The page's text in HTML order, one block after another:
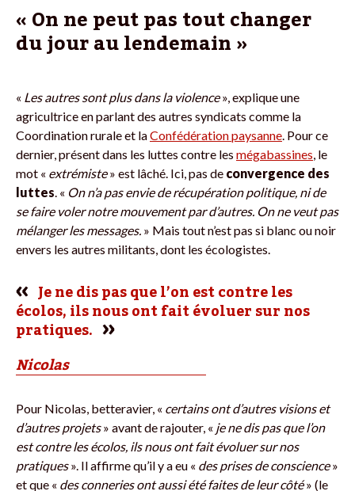
« On ne peut pas tout changer
du jour au lendemain »
« Les autres sont plus dans la violence», explique une
agricultrice en parlant des autres syndicats comme la
Coordination rurale et laConfédération paysanne. Pour ce
dernier, présent dans les luttes contre les mégabassines, le
mot « extrémiste» est lâché. Ici, pas de convergence des
luttes. « On n’a pas envie de récupération politique, ni de
se faire voler notre mouvement par d’autres. On ne veut pas
mélanger les messages. » Mais tout n’est pas si blanc ou noir
envers les autres militants, dont les écologistes.
Je ne dis pas que l’on est contre les
écolos, ils nous ont fait évoluer sur nos
pratiques.
Nicolas
Pour Nicolas, betteravier, « certains ont d’autres visions et
d’autres projets» avant de rajouter, « je ne dis pas que l’on
est contre les écolos, ils nous ont fait évoluer sur nos
pratiques». Il affirme qu’il y a eu « des prises de conscience»
et que « des conneries ont aussi été faites de leur côté» (le